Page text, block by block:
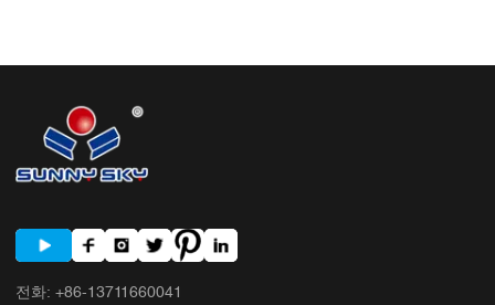
전화: +86-13711660041